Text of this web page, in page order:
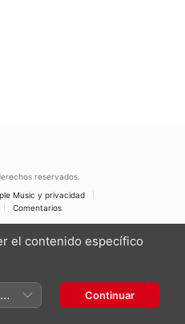
reservados.
Music y privacidad
Comentarios
el contenido específico
Continuar